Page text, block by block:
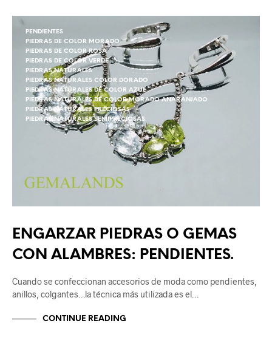
PENDIENTES
PIEDRAS DE COLOR MORADO
PIEDRAS DE COLOR ROSA
PIEDRAS DE COLOR VERDE
PIEDRAS NATURALES
PIEDRAS NATURALES COLOR DORADO
PIEDRAS NATURALES DE COLOR AZUL
PIEDRAS NATURALES DE COLOR MORADO ANARANJADO
PIEDRAS NATURALES PRECIOSAS
PIEDRAS NATURALES SEMIPRECIOSAS
ENGARZAR PIEDRAS O GEMAS
CON ALAMBRES: PENDIENTES.
Cuando se confeccionan accesorios de moda como pendientes,
anillos, colgantes…la técnica más utilizada es el…
CONTINUE READING